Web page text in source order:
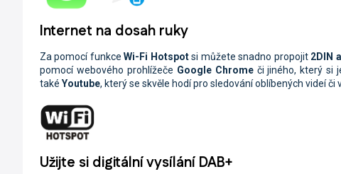
Internet na dosah ruky
Za pomocí funkceWi-Fi Hotspotsi můžete snadno propojit 2DIN
pomocí webového prohlížeče Google Chromeči jiného, který si
také Youtube, který se skvěle hodí pro sledování oblíbených videí či
Užijte si digitální vysílání DAB+